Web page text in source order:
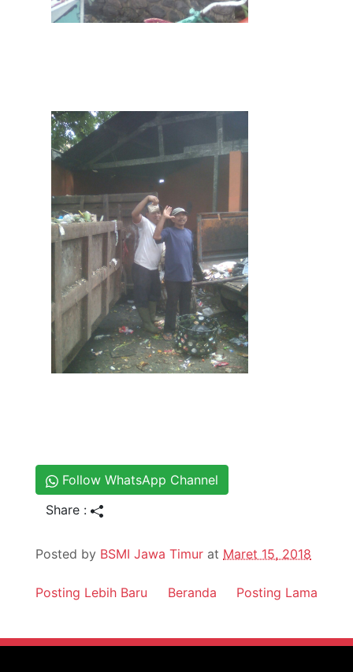
Follow WhatsApp Channel
Share :
Posted by BSMI Jawa Timur at Maret 15, 2018
Posting Lebih Baru Posting Lama
Beranda